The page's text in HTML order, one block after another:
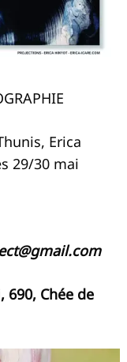
Erica
29/30 mai
Chée de